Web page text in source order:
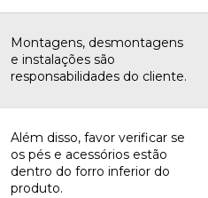
Montagens, desmontagens
e instalações são
responsabilidades do cliente.
Além disso, favor verificar se
os pés e acessórios estão
dentro do forro inferior do
produto.